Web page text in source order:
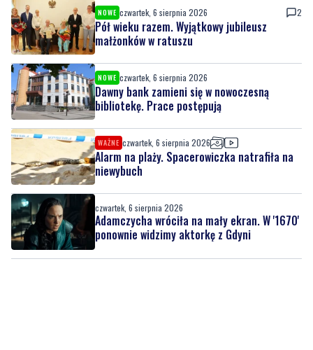
NOWE czwartek, 6 sierpnia 2026 2
Pół wieku razem. Wyjątkowy jubileusz
małżonków w ratuszu
NOWE czwartek, 6 sierpnia 2026
Dawny bank zamieni się w nowoczesną
bibliotekę. Prace postępują
WAŻNE czwartek, 6 sierpnia 2026
Alarm na plaży. Spacerowiczka natrafiła na
niewybuch
czwartek, 6 sierpnia 2026
Adamczycha wróciła na mały ekran. W '1670'
ponownie widzimy aktorkę z Gdyni